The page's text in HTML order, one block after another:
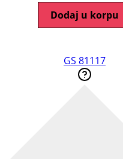
Dodaj u korpu
GS 81117